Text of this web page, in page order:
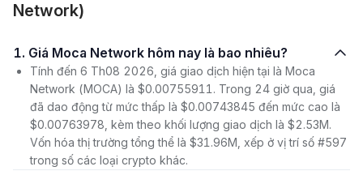
Network)
1. Giá Moca Network hôm nay là bao nhiêu?
Tính đến 6 Th08 2026, giá giao dịch hiện tại là Moca
Network (MOCA) là $0.00755911. Trong 24 giờ qua, giá
đã dao động từ mức thấp là $0.00743845 đến mức cao là
$0.00763978, kèm theo khối lượng giao dịch là $2.53M.
Vốn hóa thị trường tổng thể là $31.96M, xếp ở vị trí số #597
trong số các loại crypto khác.